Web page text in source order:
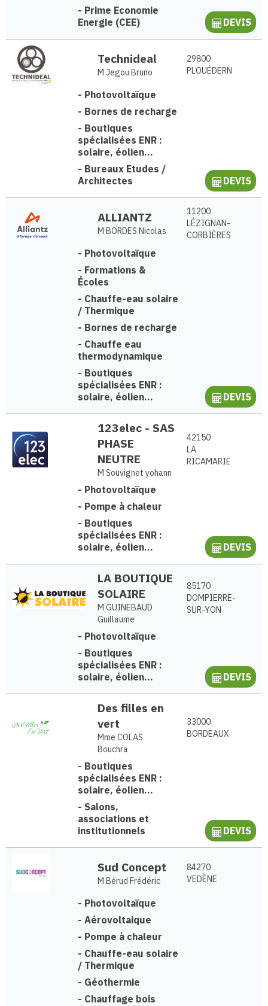
- Prime Economie
Energie (CEE)
DEVIS
Technideal
M Jegou Bruno
29800
PLOUÉDERN
- Photovoltaïque
- Bornes de recharge
- Boutiques
spécialisées ENR :
solaire, éolien...
- Bureaux Etudes /
Architectes
DEVIS
ALLIANTZ
M BORDES Nicolas
11200
LÉZIGNAN-
CORBIÈRES
- Photovoltaïque
- Formations &
Écoles
- Chauffe-eau solaire
/ Thermique
- Bornes de recharge
- Chauffe eau
thermodynamique
- Boutiques
spécialisées ENR :
solaire, éolien...
DEVIS
123elec - SAS
PHASE
NEUTRE
M Souvignet yohann
42150
LA
RICAMARIE
- Photovoltaïque
- Pompe à chaleur
- Boutiques
spécialisées ENR :
solaire, éolien...
DEVIS
LA BOUTIQUE
SOLAIRE
M GUINEBAUD
Guillaume
85170
DOMPIERRE-
SUR-YON
- Photovoltaïque
- Boutiques
spécialisées ENR :
solaire, éolien...
DEVIS
Des filles en
vert
Mme COLAS
Bouchra
33000
BORDEAUX
- Boutiques
spécialisées ENR :
solaire, éolien...
- Salons,
associations et
institutionnels
DEVIS
Sud Concept
M Bérud Frédéric
84270
VEDÈNE
- Photovoltaïque
- Aérovoltaique
- Pompe à chaleur
- Chauffe-eau solaire
/ Thermique
- Géothermie
- Chauffage bois